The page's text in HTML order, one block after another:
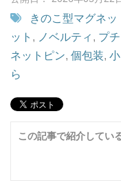
きのこ型マグネッ
ット , ノベルティ , プ
ネットピン, 個包装,
ら
この記事で紹介してい